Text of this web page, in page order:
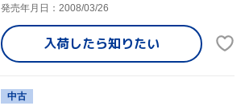
発売年月日：2008/03/26
入荷したら知りたい
中古